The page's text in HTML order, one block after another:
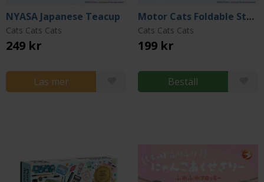
NYASA Japanese Teacup
Cats Cats Cats
249 kr
Läs mer
Motor Cats Foldable Storage Box
Cats Cats Cats
199 kr
Beställ